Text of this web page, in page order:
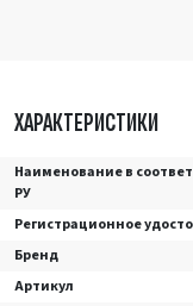
ХАРАКТЕРИСТИКИ
Наименование в
РУ
Регистрационное
Бренд
Артикул